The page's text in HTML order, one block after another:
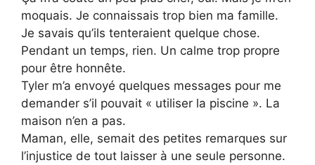
moquais. Je connaissais trop bien ma famille.
Je savais qu’ils tenteraient quelque chose.
Pendant un temps, rien. Un calme trop propre
pour être honnête.
Tyler m’a envoyé quelques messages pour me
demander s’il pouvait « utiliser la piscine ». La
maison n’en a pas.
Maman, elle, semait des petites remarques sur
l’injustice de tout laisser à une seule personne.